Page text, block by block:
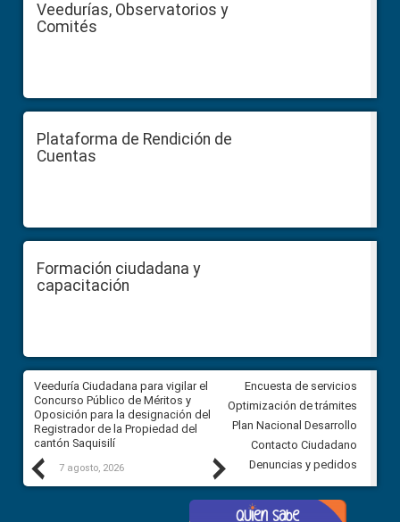
Veedurías, Observatorios y
Comités
Plataforma de Rendición de
Cuentas
Formación ciudadana y
capacitación
Previous
Veeduría Ciudadana para vigilar el
Concurso Público de Méritos y
Oposición para la designación del
Registrador de la Propiedad del
cantón Saquisilí
7 agosto, 2026
Veeduría Ciudadana para
construcción del asfaltado de
Ballenita del cantón Santa
7 agosto, 2026
Next
Encuesta de servicios
Optimización de trámites
Plan Nacional Desarrollo
Contacto Ciudadano
Denuncias y pedidos